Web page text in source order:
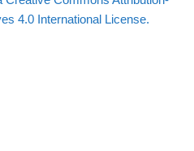
4.0 International License.